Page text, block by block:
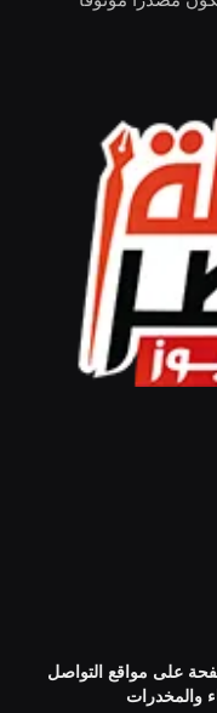
على مواقع التواصل
والمخدرات